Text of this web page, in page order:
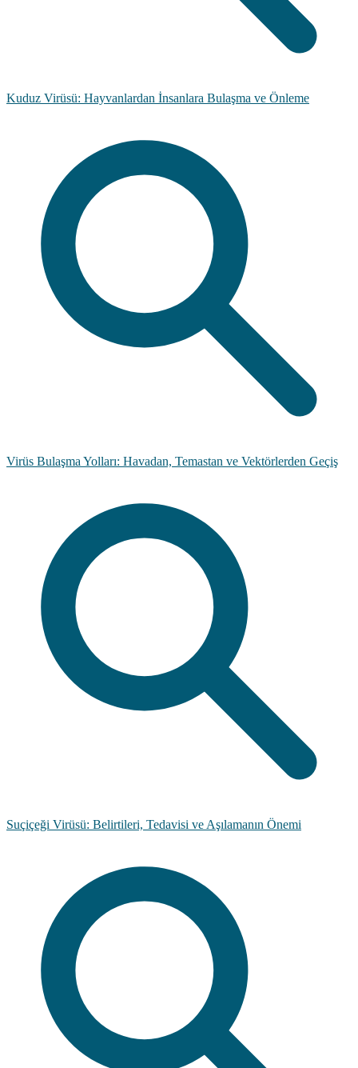
Kuduz Virüsü: Hayvanlardan İnsanlara Bulaşma ve Önleme
Virüs Bulaşma Yolları: Havadan, Temastan ve Vektörlerden Geçiş
Suçiçeği Virüsü: Belirtileri, Tedavisi ve Aşılamanın Önemi